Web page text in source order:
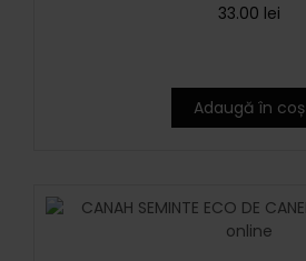
33.00 lei
Adaugă în coș